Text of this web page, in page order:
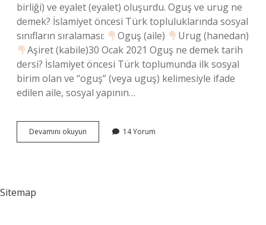
birliği) ve eyalet (eyalet) oluşurdu. Oguş ve urug ne
demek? İslamiyet öncesi Türk topluluklarında sosyal
sınıfların sıralaması:
Oguş (aile)
Urug (hanedan)
Aşiret (kabile)30 Ocak 2021 Oguş ne demek tarih
dersi? İslamiyet öncesi Türk toplumunda ilk sosyal
birim olan ve “oguş” (veya uguş) kelimesiyle ifade
edilen aile, sosyal yapının…
Devamını okuyun
Ne
14 Yorum
Sitemap